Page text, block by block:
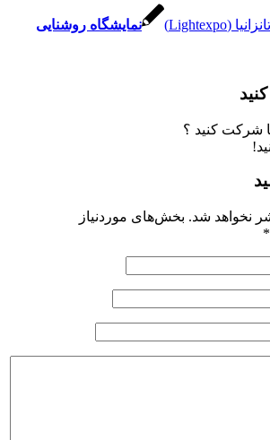
نمایشگاه روشنایی
شرکت کنید ؟
نخواهد شد. بخش‌های موردنیاز
*